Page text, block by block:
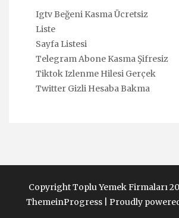
Igtv Beğeni Kasma Ücretsiz
Liste
Sayfa Listesi
Telegram Abone Kasma Şifresiz
Tiktok Izlenme Hilesi Gerçek
Twitter Gizli Hesaba Bakma
Copyright Toplu Yemek Firmaları
ThemeinProgress| Proudly